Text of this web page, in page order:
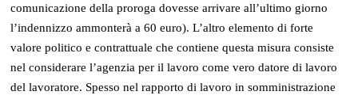
comunicazione della proroga dovesse arrivare all’ultimo giorno
l’indennizzo ammonterà a 60 euro). L’altro elemento di forte
valore politico e contrattuale che contiene questa misura consiste
nel considerare l’agenzia per il lavoro come vero datore di lavoro
del lavoratore. Spesso nel rapporto di lavoro in somministrazione